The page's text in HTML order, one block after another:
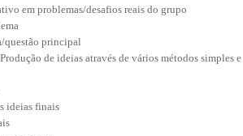
em problemas/desafios reais do grupo
questão principal
de ideias através de vários métodos simples
ideias finais